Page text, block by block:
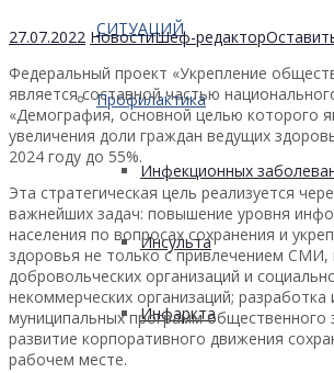
СИТУАЦИЙ
Профилактика
Инфекционных
Инсульта
Инфаркта
27.07.2022 НовостиШеф-редактор
Федеральный проект «Укрепление
является составной частью
«Демография, основной целью которого
увеличения доли граждан ведущих
2024 году до 55%.
Эта стратегическая цель реализуется
важнейших задач: повышение уровня
населения по вопросах сохранения и
здоровья не только с привлечением СМИ,
добровольческих организаций и
некоммерческих организаций; разработка
муниципальных программ общественного
развитие корпоративного движения
рабочем месте.